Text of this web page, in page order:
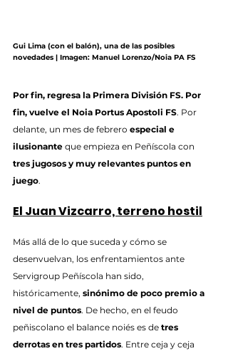
Gui Lima (con el balón), una de las posibles
novedades | Imagen: Manuel Lorenzo/Noia PA FS
Por fin, regresa la Primera División FS. Por
fin, vuelve el Noia Portus Apostoli FS. Por
delante, un mes de febrero especial e
ilusionante que empieza en Peñíscola con
tres jugosos y muy relevantes puntos en
juego.
El Juan Vizcarro, terreno hostil
Más allá de lo que suceda y cómo se
desenvuelvan, los enfrentamientos ante
Servigroup Peñíscola han sido,
históricamente, sinónimo de poco premio a
nivel de puntos. De hecho, en el feudo
peñiscolano el balance noiés es de tres
derrotas en tres partidos. Entre ceja y ceja